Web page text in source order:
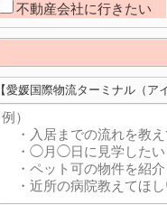
不動産会社に行きたい
【愛媛国際物流ターミナル（ア